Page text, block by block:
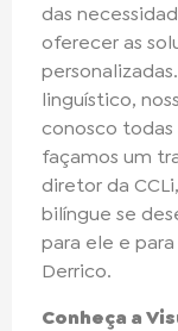
das
oferecer as
linguístico,
conosco todas
façamos um
diretor da
bilíngue se
para ele e para
Derrico.
Conheça a